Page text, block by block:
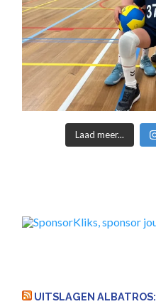
Laad meer...
UITSLAGEN ALBATROS: